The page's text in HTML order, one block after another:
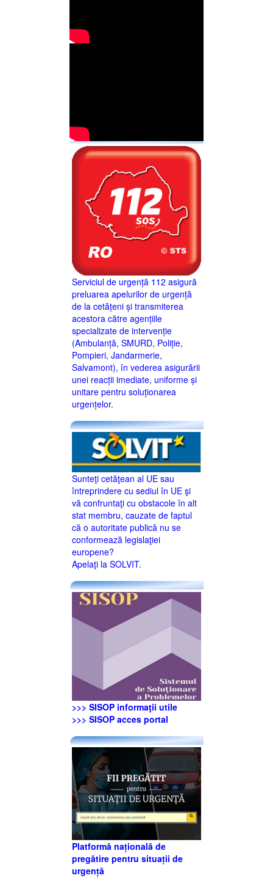
Serviciul de urgență 112 asigură
preluarea apelurilor de urgență
de la cetățeni și transmiterea
acestora către agențiile
specializate de intervenție
(Ambulanță, SMURD, Poliție,
Pompieri, Jandarmerie,
Salvamont), în vederea asigurării
unei reacții imediate, uniforme și
unitare pentru soluționarea
urgențelor.
Sunteţi cetăţean al UE sau
întreprindere cu sediul în UE şi
vă confruntaţi cu obstacole în alt
stat membru, cauzate de faptul
că o autoritate publică nu se
conformează legislaţiei
europene?
Apelaţi la SOLVIT.
>>> SISOP informaţii utile
>>> SISOP acces portal
Platformă națională de
pregătire pentru situații de
urgență